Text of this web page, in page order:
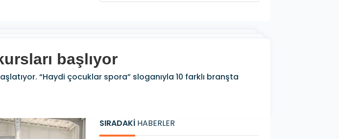
başlıyor
“Haydi çocuklar spora” sloganıyla 10 farklı branşta
SIRADAKİ HABERLER